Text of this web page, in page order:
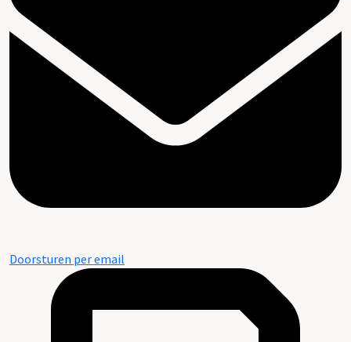
Doorsturen per email